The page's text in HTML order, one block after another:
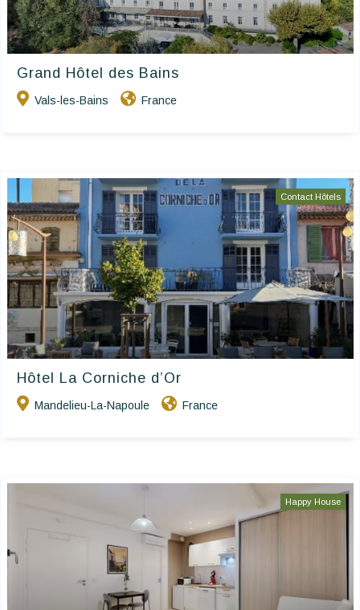
Grand Hôtel des Bains
Vals-les-Bains France
Contact Hôtels
Hôtel La Corniche d’Or
Mandelieu-La-Napoule France
Happy House